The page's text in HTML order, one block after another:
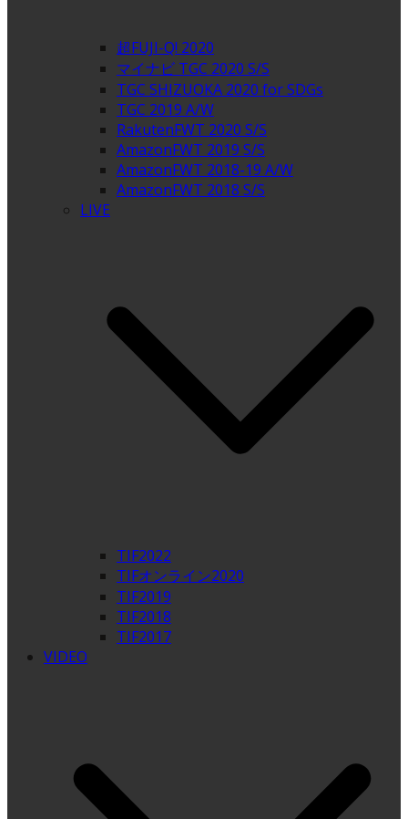
超FUJI-Q! 2020
マイナビ TGC 2020 S/S
TGC SHIZUOKA 2020 for SDGs
TGC 2019 A/W
RakutenFWT 2020 S/S
AmazonFWT 2019 S/S
AmazonFWT 2018-19 A/W
AmazonFWT 2018 S/S
LIVE
TIF2022
TIFオンライン2020
TIF2019
TIF2018
TIF2017
VIDEO